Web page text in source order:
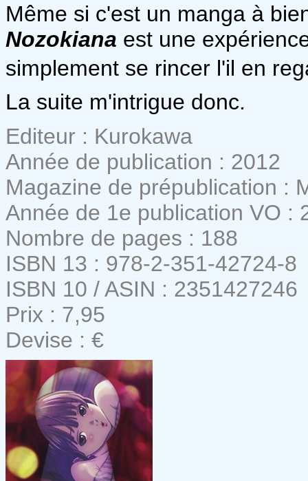
Même si c'est un manga à
Nozokiana est une
simplement se rincer l'il en
La suite m'intrigue donc.
Editeur : Kurokawa
Année de publication : 2012
Magazine de prépublication :
Année de 1e publication VO :
Nombre de pages : 188
ISBN 13 : 978-2-351-42724-8
ISBN 10 / ASIN : 2351427246
Prix : 7,95
Devise : €